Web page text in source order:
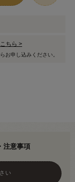
ちら >
お申し込みください。
注意事項
い